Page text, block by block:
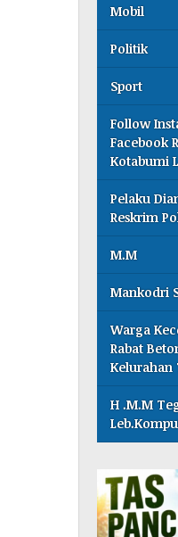
Mobil
Politik
Sport
Follow
Facebook
Kotabumi
Pelaku
Reskrim
M.M
Mankodri
Warga
Rabat
Kelurahan
H .M.M